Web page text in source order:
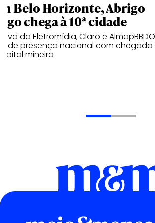
Belo Horizonte, Abrigo
chega à 10ª cidade
da Eletromídia, Claro e AlmapBBDO
presença nacional com chegada
mineira